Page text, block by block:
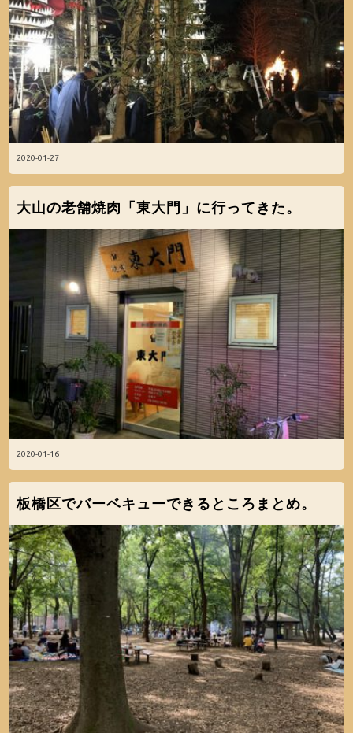
2020-01-27
2020-01-16
大山の老舗焼肉「東大門」に行ってきた。
板橋区でバーベキューできるところまとめ。